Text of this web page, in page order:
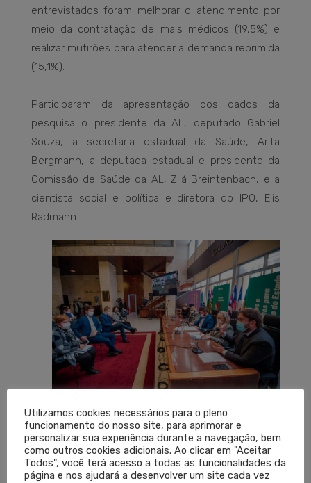
entrevistados foram melhorar o atendimento por
meio da contratação de mais médicos (19,5%) e
realizar mutirões para atender a demanda reprimida
(15,1%).
Participaram da apresentação dos dados da
pesquisa o presidente da AL, deputado Gabriel
Souza, a secretária estadual da Saúde, Arita
Bergmann, a deputada estadual e presidente da
Comissão de Saúde da AL, Zilá Breintenbach, e a
cientista social e política e diretora do IPO, Elis
Radmann.
Utilizamos cookies necessários para o pleno
funcionamento do nosso site, para aprimorar e
personalizar sua experiência durante a navegação, bem
como outros cookies adicionais. Ao clicar em "Aceitar
Todos", você terá acesso a todas as funcionalidades da
página e nos ajudará a desenvolver um site cada vez